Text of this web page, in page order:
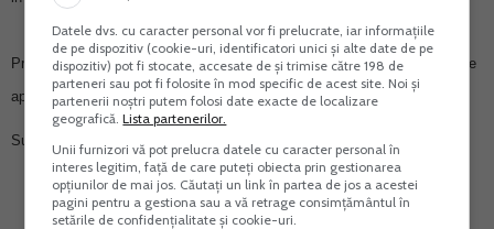
Prevederile OG 4/2017 au intrat in vigoare la data de 1 august 2017 si se
aplica incepand cu veniturile aferente lunii august 2017.
Sursa: Finante Arges
Datele dvs. cu caracter personal vor fi prelucrate, iar informațiile
de pe dispozitiv (cookie-uri, identificatori unici și alte date de pe
dispozitiv) pot fi stocate, accesate de și trimise către 198 de
parteneri sau pot fi folosite în mod specific de acest site. Noi și
partenerii noștri putem folosi date exacte de localizare
geografică.Lista partenerilor.
Unii furnizori vă pot prelucra datele cu caracter personal în
interes legitim, față de care puteți obiecta prin gestionarea
opțiunilor de mai jos. Căutați un link în partea de jos a acestei
pagini pentru a gestiona sau a vă retrage consimțământul în
setările de confidențialitate și cookie-uri.